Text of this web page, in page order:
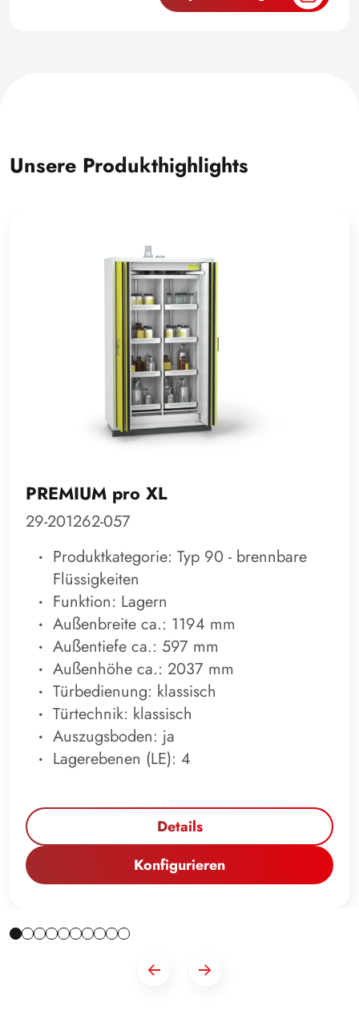
Unsere Produkthighlights
PREMIUM pro XL
29-201262-057
Produktkategorie: Typ 90 - brennbare
Flüssigkeiten
Funktion: Lagern
Außenbreite ca.: 1194 mm
Außentiefe ca.: 597 mm
Außenhöhe ca.: 2037 mm
Türbedienung: klassisch
Türtechnik: klassisch
Auszugsboden: ja
Lagerebenen (LE): 4
Details
Konfigurieren